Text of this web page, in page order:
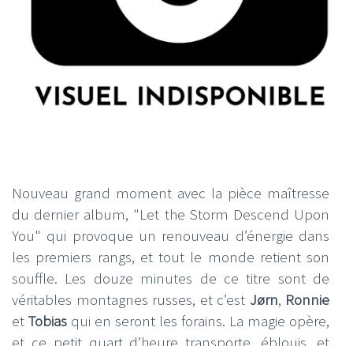
Nouveau grand moment avec la pièce maîtresse
du dernier album, "Let the Storm Descend Upon
You" qui provoque un renouveau d’énergie dans
les premiers rangs, et tout le monde retient son
souffle. Les douze minutes de ce titre sont de
véritables montagnes russes, et c’est Jørn, Ronnie
et Tobias qui en seront les forains. La magie opère,
et ce petit quart d’heure transporte, éblouis, et